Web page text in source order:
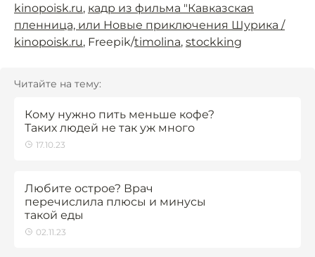
kinopoisk.ru, кадр из фильма "Кавказская
пленница, или Новые приключения Шурика /
kinopoisk.ru, Freepik/timolina, stockking
Читайте на тему:
Кому нужно пить меньше кофе?
Таких людей не так уж много
17.10.23
Любите острое? Врач
перечислила плюсы и минусы
такой еды
02.11.23